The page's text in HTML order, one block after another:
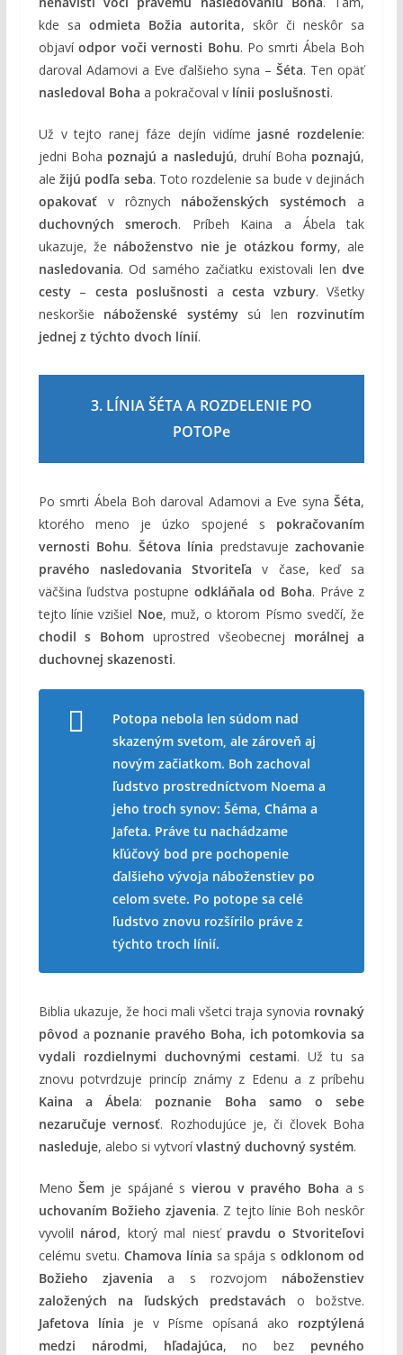
kde saodmieta Božia autorita, skôr či neskôr sa
objavíodpor voči vernosti Bohu. Po smrti Ábela Boh
daroval Adamovi a Eve ďalšieho syna –Šéta. Ten opäť
nasledoval Boha a pokračoval v línii poslušnosti.
Už v tejto ranej fáze dejín vidíme jasné rozdelenie:
jedni Boha poznajú a nasledujú, druhí Boha poznajú,
aležijú podľa seba. Toto rozdelenie sa bude v dejinách
opakovaťv rôznych náboženských systémoch a
duchovných smeroch. Príbeh Kaina a Ábela tak
ukazuje, že náboženstvo nie je otázkou formy, ale
nasledovania. Od samého začiatku existovali lendve
cesty– cesta poslušnosti acesta vzbury. Všetky
neskoršie náboženské systémysú len rozvinutím
jednej z týchto dvoch línií.
3. LÍNIA ŠÉTA A ROZDELENIE PO
POTOPe
Po smrti Ábela Boh daroval Adamovi a Eve synaŠéta,
ktorého meno je úzko spojené s pokračovaním
vernosti Bohu. Šétova línia predstavujezachovanie
pravého nasledovania Stvoriteľa v čase, keď sa
väčšina ľudstva postupne odkláňala od Boha. Práve z
tejto línie vzišiel Noe, muž, o ktorom Písmo svedčí, že
chodil s Bohom uprostred všeobecnej morálnej a
duchovnej skazenosti.
Potopa nebola len súdom nad
skazeným svetom, ale zároveň aj
novým začiatkom. Boh zachoval
ľudstvo prostredníctvom Noema a
jeho troch synov: Šéma, Cháma a
Jafeta. Práve tu nachádzame
kľúčový bod pre pochopenie
ďalšieho vývoja náboženstiev po
celom svete. Po potope sa celé
ľudstvo znovu rozšírilo práve z
týchto troch línií.
Biblia ukazuje, že hoci mali všetci traja synovia rovnaký
pôvod a poznanie pravého Boha, ich potomkovia sa
vydali rozdielnymi duchovnými cestami. Už tu sa
znovu potvrdzuje princíp známy z Edenu a z príbehu
Kaina a Ábela: poznanie Boha samo o sebe
nezaručuje vernosť. Rozhodujúce je, či človek Boha
nasleduje, alebo si vytvorívlastný duchovný systém.
MenoŠem je spájané s vierou v pravého Boha a s
uchovaním Božieho zjavenia. Z tejto línie Boh neskôr
vyvolil národ, ktorý mal niesť pravdu o Stvoriteľovi
celému svetu. Chamova línia sa spája sodklonom od
Božieho zjavenia a s rozvojom náboženstiev
založených na ľudských predstavách o božstve.
Jafetova línia je v Písme opísaná ako rozptýlená
medzi národmi, hľadajúca, no bez pevného